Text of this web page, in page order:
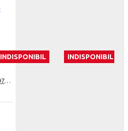
INDISPONIBIL INDISPONIBIL